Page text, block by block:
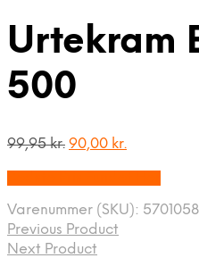
Urtekram
500
99,95kr. Den
99,95 kr..
90,00 kr.
90,00 kr..
Varenummer (SKU):
Previous Product
Next Product